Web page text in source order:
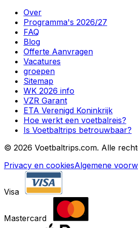
Over
Programma's 2026/27
FAQ
Blog
Offerte Aanvragen
Vacatures
groepen
Sitemap
WK 2026 info
VZR Garant
ETA Verenigd Koninkrijk
Hoe werkt een voetbalreis?
Is Voetbaltrips betrouwbaar?
© 2026 Voetbaltrips.com. Alle
Privacy en cookiesAlgemene
Visa
Mastercard